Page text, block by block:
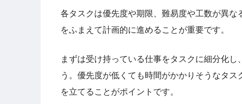
各タスクは優先度や期限、難易度や工数が異
をふまえて計画的に進めることが重要です。
まずは受け持っている仕事をタスクに細分化
う。優先度が低くても時間がかかりそうなタ
を立てることがポイントです。